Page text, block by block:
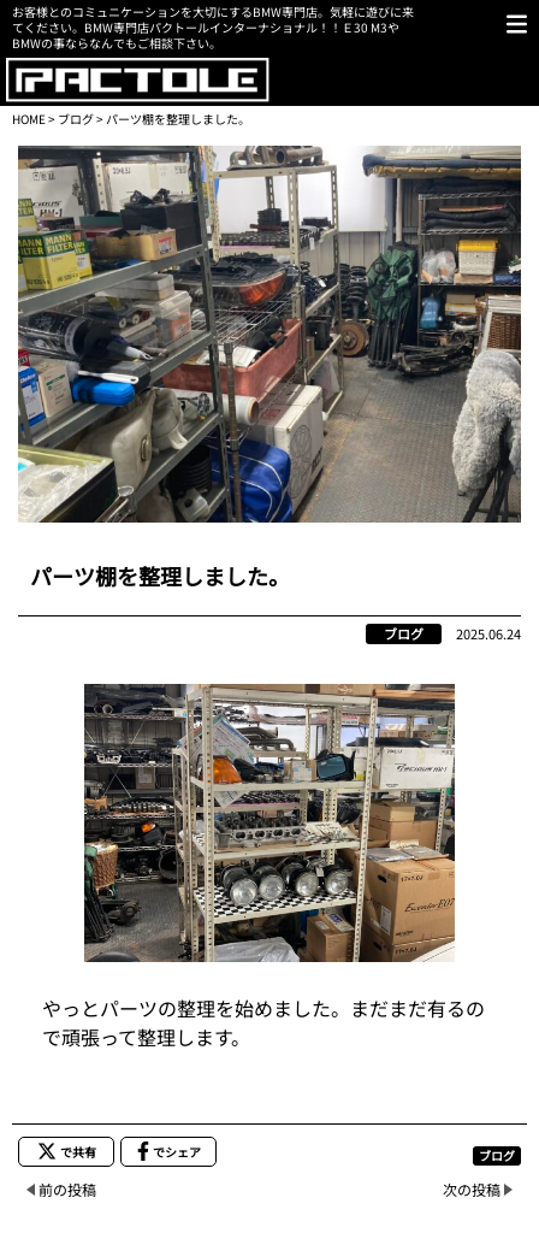
お客様とのコミュニケーションを大切にするBMW専門店。気軽に遊びに来
てください。BMW専門店パクトールインターナショナル！！Ｅ30 M3や
BMWの事ならなんでもご相談下さい。
HOME> ブログ> パーツ棚を整理しました。
パーツ棚を整理しました。
ブログ 2025.06.24
やっとパーツの整理を始めました。まだまだ有るの
で頑張って整理します。
で共有 でシェア ブログ
前の投稿 次の投稿